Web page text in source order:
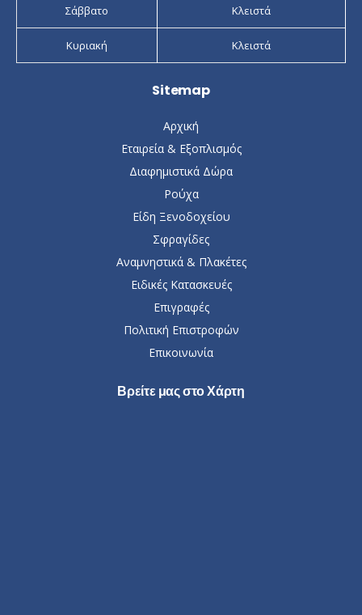
Σάββατο Κλειστά
Κυριακή Κλειστά
Sitemap
Αρχική
Εταιρεία & Εξοπλισμός
Διαφημιστικά Δώρα
Ρούχα
Είδη Ξενοδοχείου
Σφραγίδες
Αναμνηστικά & Πλακέτες
Ειδικές Κατασκευές
Επιγραφές
Πολιτική Επιστροφών
Επικοινωνία
Βρείτε μας στο Χάρτη